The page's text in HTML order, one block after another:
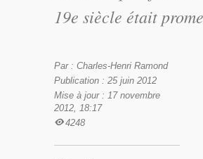
19e siècle était
Par : Charles-Henri Ramond
Publication : 25 juin 2012
Mise à jour : 17 novembre
2012, 18:17
4248